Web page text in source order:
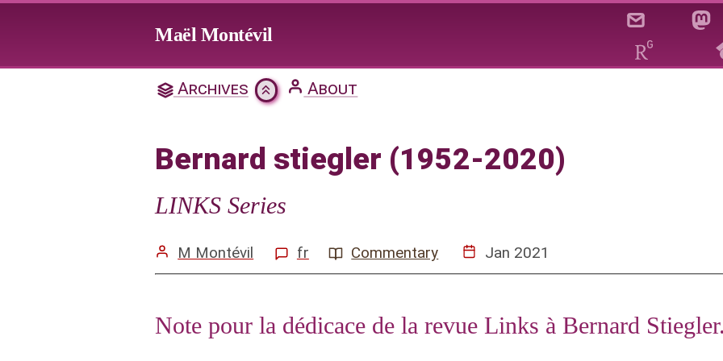
Maël Montévil
Archives About
Bernard stiegler (1952-2020)
LINKS Series
M Montévil fr Commentary Jan 2021
Note pour la dédicace de la revue Links à Bernard